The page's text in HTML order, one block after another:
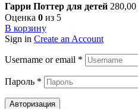
Гарри Поттер для детей 280,00
Оценка 0 из 5
В корзину
Sign in Create an Account
Username or email *
Пароль *
Авторизация